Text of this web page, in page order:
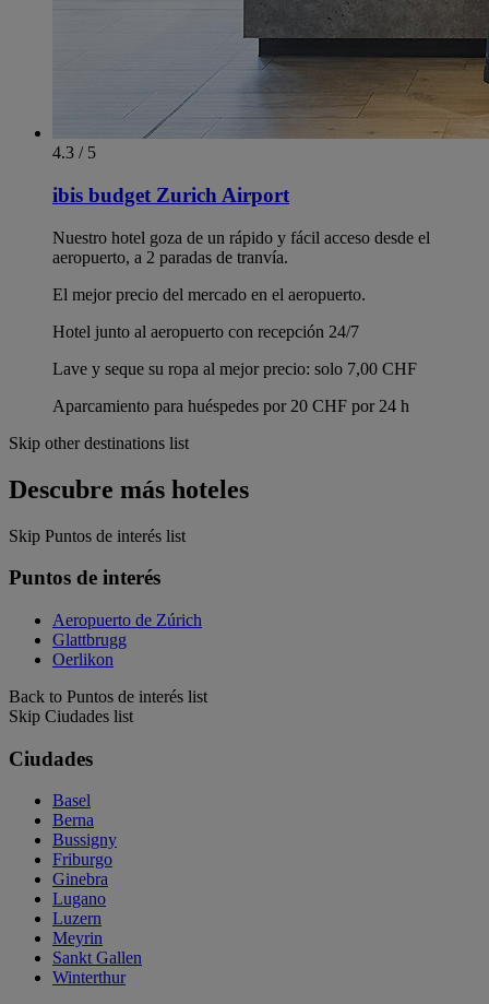
4.3 / 5
ibis budget Zurich Airport
Nuestro hotel goza de un rápido y fácil acceso desde el
aeropuerto, a 2 paradas de tranvía.
El mejor precio del mercado en el aeropuerto.
Hotel junto al aeropuerto con recepción 24/7
Lave y seque su ropa al mejor precio: solo 7,00 CHF
Aparcamiento para huéspedes por 20 CHF por 24 h
Skip other destinations list
Descubre más hoteles
Skip Puntos de interés list
Puntos de interés
Aeropuerto de Zúrich
Glattbrugg
Oerlikon
Back to Puntos de interés list
Skip Ciudades list
Ciudades
Basel
Berna
Bussigny
Friburgo
Ginebra
Lugano
Luzern
Meyrin
Sankt Gallen
Winterthur